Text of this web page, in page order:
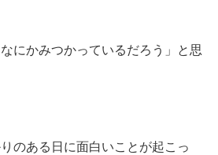
にかみつかっているだろう」と思
のある日に面白いことが起こっ